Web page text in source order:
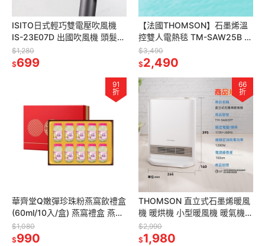
ISITO日式輕巧雙電壓吹風機
IS-23E07D 出國吹風機 頭髮保
養 迷你吹風機 輕量吹風機 無葉
吹風機 送禮
$1,280
$699
【法國THOMSON】石墨烯溫
控雙人電熱毯 TM-SAW25B 電
暖毯 熱敷毯 可機洗 發熱毯 電
毯 雙人 露營電毯
$3,490
$2,490
91
折
華齊堂Q嫩彈珍珠粉燕窩飲禮盒
(60ml/10入/盒) 燕窩禮盒 燕窩
飲 美顏飲 雪燕窩 頂級燕窩 華
齊堂燕窩 珍珠粉
$1,080
$990
66
折
THOMSON 直立式石墨烯暖風
機 暖烘機 小型暖風機 暖氣機
TM-SAW37F 小型暖風機 暖氣
機 靜音暖氣
$2,990
$1,980